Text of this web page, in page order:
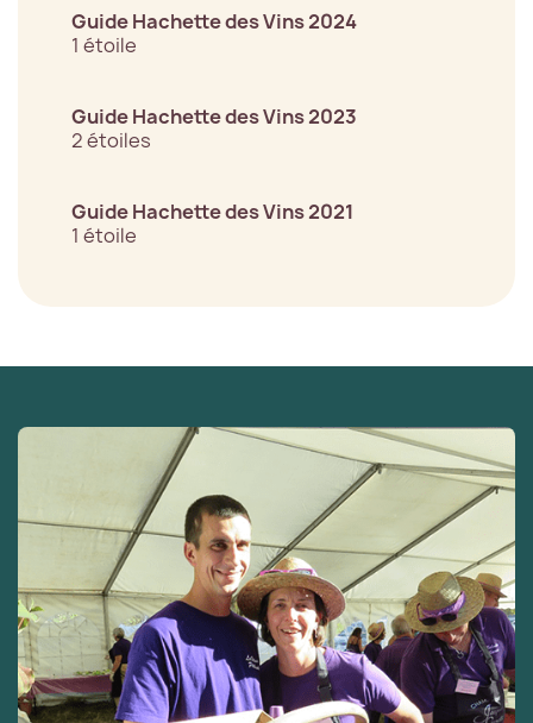
Guide Hachette des Vins 2024
1 étoile
Guide Hachette des Vins 2023
2 étoiles
Guide Hachette des Vins 2021
1 étoile